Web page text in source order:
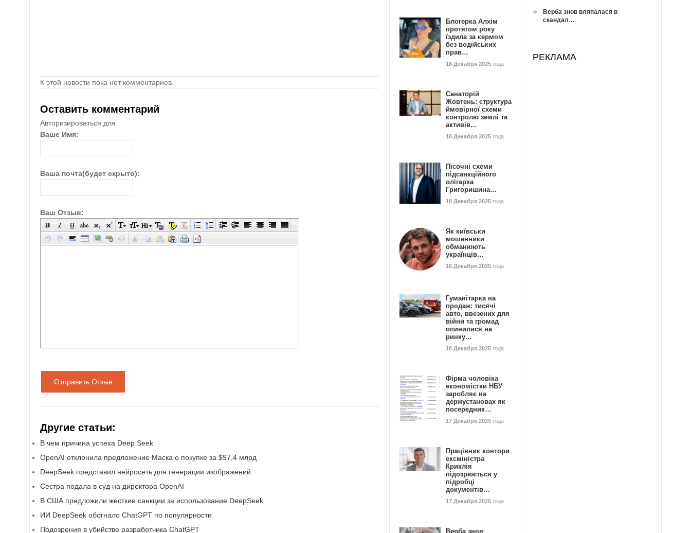
К этой новости пока нет комментариев.
Оставить комментарий
Авторизироваться для
Ваше Имя:
Ваша почта(будет скрыто):
Ваш Отзыв:
Отправить Отзыв
Другие статьи:
В чем причина успеха Deep Seek
OpenAI отклонила предложение Маска о покупке за $97,4 млрд
DeepSeek представил нейросеть для генерации изображений
Сестра подала в суд на директора OpenAI
В США предложили жесткие санкции за использование DeepSeek
ИИ DeepSeek обогнало ChatGPT по популярности
Подозрения в убийстве разработчика ChatGPT
Блогерка Алхім
протягом року
їздила за кермом
без водійських
прав…
18 Декабря 2025 года
Санаторій
Жовтень: структура
ймовірної схеми
контролю землі та
активів…
18 Декабря 2025 года
Пісочні схеми
підсанкційного
олігарха
Григоришина…
18 Декабря 2025 года
Як київськи
мошенники
обманюють
українців…
18 Декабря 2025 года
Гуманітарка на
продаж: тисячі
авто, ввезених для
війни та громад
опинилися на
ринку…
18 Декабря 2025 года
Фірма чоловіка
економістки НБУ
заробляє на
держустановах як
посередник…
17 Декабря 2025 года
Працівник контори
ексміністра
Криклія
підозрюється у
підробці
документів…
17 Декабря 2025 года
Верба знов
Верба знов вляпалася в
скандал…
РЕКЛАМА